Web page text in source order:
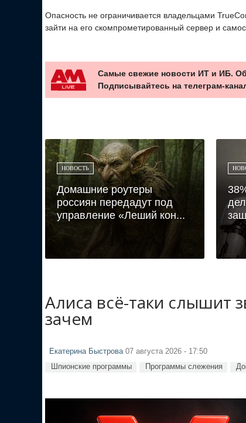
Опасность не ограничивается владельцами
зайти на его скомпрометированный сервер и
Самые свежие новости ИТ и ИБ.
Подписывайтесь на телеграм-
НОВОСТЬ
Домашние роутеры
россиян передадут под
управление «Леший кон...
Алиса всё-таки слышит
зачем
Екатерина Быстрова 07 августа 2026 - 17:50
Шпионские программы Программы слежения